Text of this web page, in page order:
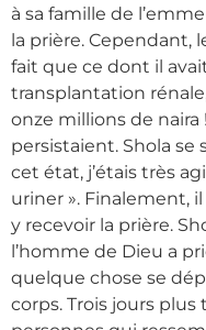
à sa famille de
la prière. Cependant,
fait que ce dont il
transplantation
onze millions de
persistaient. Shola se
cet état, j’étais très
uriner ». Finalement,
y recevoir la prière.
l’homme de Dieu a
quelque chose se
corps. Trois jours plus